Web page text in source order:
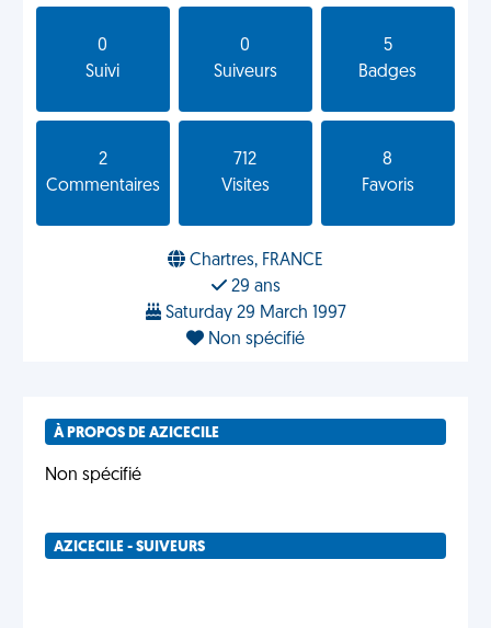
0
Suivi
0
Suiveurs
5
Badges
2
Commentaires
712
Visites
8
Favoris
Chartres, FRANCE
29 ans
Saturday 29 March 1997
Non spécifié
À PROPOS DE AZICECILE
Non spécifié
AZICECILE - SUIVEURS